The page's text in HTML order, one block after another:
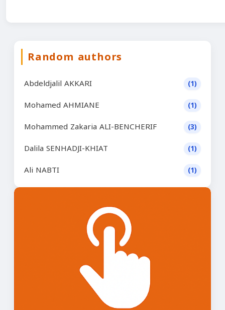
Random authors
Abdeldjalil AKKARI (1)
Mohamed AHMIANE (1)
Mohammed Zakaria ALI-BENCHERIF (3)
Dalila SENHADJI-KHIAT (1)
Ali NABTI (1)